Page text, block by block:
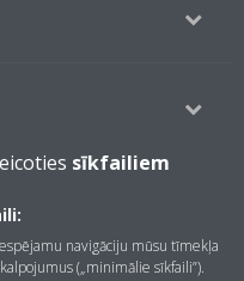
par sīkfailiem
ētika Data Act
sīkfailiem
navigāciju mūsu tīmekļa
(„minimālie sīkfaili”).